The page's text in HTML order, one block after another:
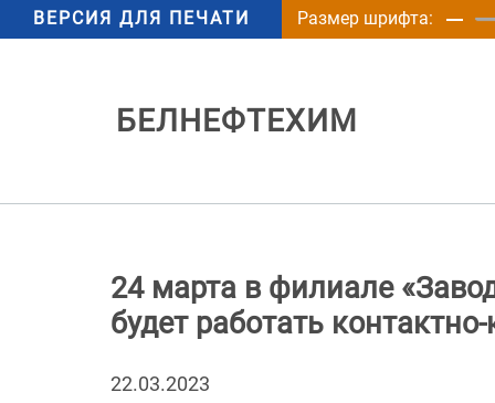
ВЕРСИЯ ДЛЯ ПЕЧАТИ Размер шрифта:
БЕЛНЕФТЕХИМ
24 марта в филиале
будет работать
22.03.2023